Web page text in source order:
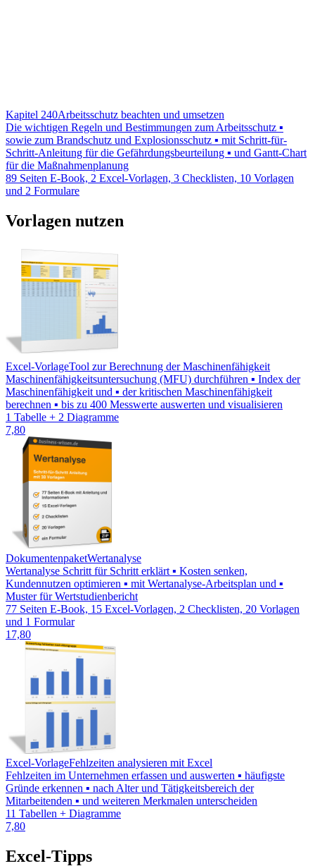
Kapitel 240Arbeitsschutz beachten und umsetzen
Die wichtigen Regeln und Bestimmungen zum Arbeitsschutz ▪
sowie zum Brandschutz und Explosionsschutz ▪ mit Schritt-für-
Schritt-Anleitung für die Gefährdungsbeurteilung ▪ und Gantt-Chart
für die Maßnahmenplanung
89 Seiten E-Book, 2 Excel-Vorlagen, 3 Checklisten, 10 Vorlagen
und 2 Formulare
Vorlagen nutzen
Excel-VorlageTool zur Berechnung der Maschinenfähigkeit
Maschinenfähigkeitsuntersuchung (MFU) durchführen ▪ Index der
Maschinenfähigkeit und ▪ der kritischen Maschinenfähigkeit
berechnen ▪ bis zu 400 Messwerte auswerten und visualisieren
1 Tabelle + 2 Diagramme
7,80
DokumentenpaketWertanalyse
Wertanalyse Schritt für Schritt erklärt ▪ Kosten senken,
Kundennutzen optimieren ▪ mit Wertanalyse-Arbeitsplan und ▪
Muster für Wertstudienbericht
77 Seiten E-Book, 15 Excel-Vorlagen, 2 Checklisten, 20 Vorlagen
und 1 Formular
17,80
Excel-VorlageFehlzeiten analysieren mit Excel
Fehlzeiten im Unternehmen erfassen und auswerten ▪ häufigste
Gründe erkennen ▪ nach Alter und Tätigkeitsbereich der
Mitarbeitenden ▪ und weiteren Merkmalen unterscheiden
11 Tabellen + Diagramme
7,80
Excel-Tipps